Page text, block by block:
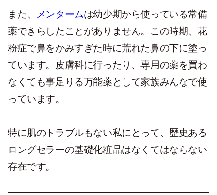
また、 メンタームは幼少期から使っている常備
薬できらしたことがありません。この時期、花
粉症で鼻をかみすぎた時に荒れた鼻の下に塗っ
ています。皮膚科に行ったり、専用の薬を買わ
なくても事足りる万能薬として家族みんなで使
っています。
特に肌のトラブルもない私にとって、歴史ある
ロングセラーの基礎化粧品はなくてはならない
存在です。